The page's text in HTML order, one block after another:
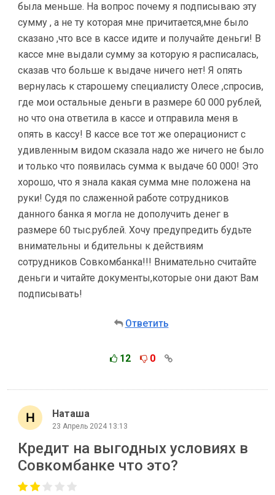
была меньше. На вопрос почему я подписываю эту
сумму , а не ту которая мне причитается,мне было
сказано ,что все в кассе идите и получайте деньги! В
кассе мне выдали сумму за которую я расписалась,
сказав что больше к выдаче ничего нет! Я опять
вернулась к старошему специалисту Олесе ,спросив,
где мои остальные деньги в размере 60 000 рублей,
но что она ответила в кассе и отправила меня в
опять в кассу! В кассе все тот же операционист с
удивленным видом сказала надо же ничего не было
и только что появилась сумма к выдаче 60 000! Это
хорошо, что я знала какая сумма мне положена на
руки! Судя по слаженной работе сотрудников
данного банка я могла не дополучить денег в
размере 60 тыс.рублей. Хочу предупредить будьте
внимательны и бдительны к действиям
сотрудников Совкомбанка!!! Внимательно считайте
деньги и читайте документы,которые они дают Вам
подписывать!
Ответить
12 0
Наташа
23 Апрель 2024 13:13
Кредит на выгодных условиях в
Совкомбанке что это?